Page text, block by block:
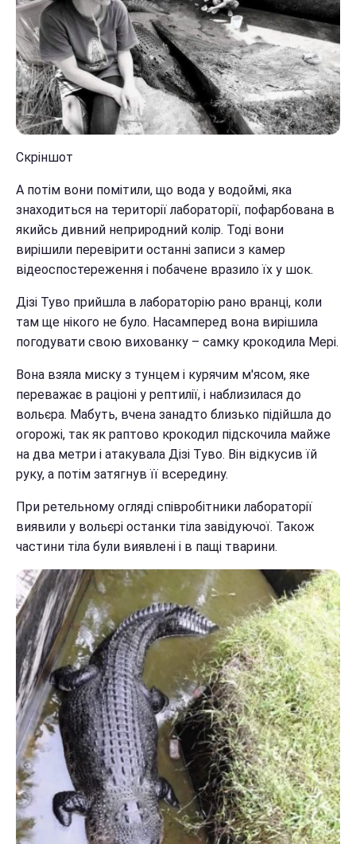
Скріншот
А потім вони помітили, що вода у водоймі, яка
знаходиться на території лабораторії, пофарбована в
якийсь дивний неприродний колір. Тоді вони
вирішили перевірити останні записи з камер
відеоспостереження і побачене вразило їх у шок.
Дізі Туво прийшла в лабораторію рано вранці, коли
там ще нікого не було. Насамперед вона вирішила
погодувати свою вихованку – самку крокодила Мері.
Вона взяла миску з тунцем і курячим м'ясом, яке
переважає в раціоні у рептилії, і наблизилася до
вольєра. Мабуть, вчена занадто близько підійшла до
огорожі, так як раптово крокодил підскочила майже
на два метри і атакувала Дізі Туво. Він відкусив їй
руку, а потім затягнув її всередину.
При ретельному огляді співробітники лабораторії
виявили у вольєрі останки тіла завідуючої. Також
частини тіла були виявлені і в пащі тварини.